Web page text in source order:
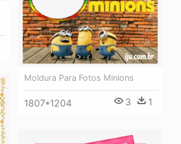
Moldura Para Fotos Minions
1807*1204 3 1